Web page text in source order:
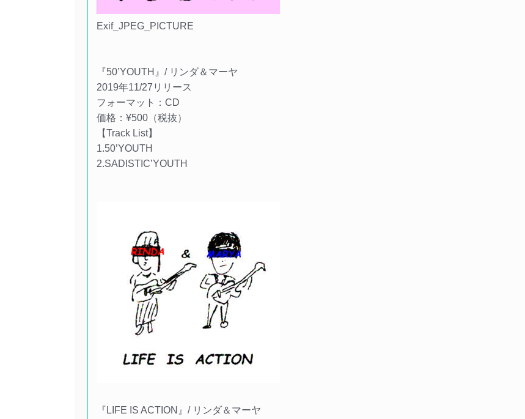
Exif_JPEG_PICTURE
『50’YOUTH』/ リンダ＆マーヤ
2019年11/27リリース
フォーマット：CD
価格：¥500（税抜）
【Track List】
1.50’YOUTH
2.SADISTIC’YOUTH
『LIFE IS ACTION』/ リンダ＆マーヤ